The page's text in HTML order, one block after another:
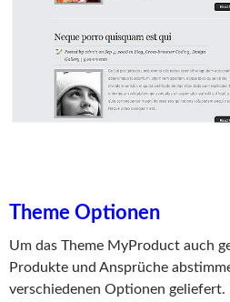
Theme Optionen
Um das Theme MyProduct auch
Produkte und Ansprüche
verschiedenen Optionen